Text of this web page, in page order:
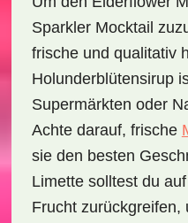
Sparkler Mocktail
frische und qualitativ
Holunderblütensirup
Supermärkten oder
Achte darauf, frische
sie den besten
Limette solltest du
Frucht zurückgreifen,